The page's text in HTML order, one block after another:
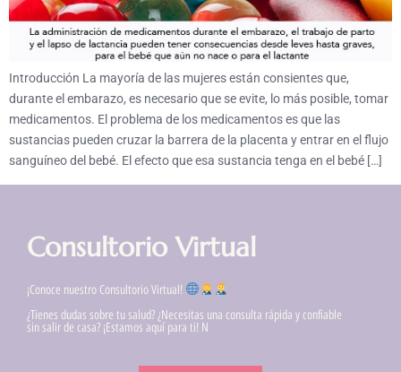
Introducción La mayoría de las mujeres están consientes que,
durante el embarazo, es necesario que se evite, lo más posible, tomar
medicamentos. El problema de los medicamentos es que las
sustancias pueden cruzar la barrera de la placenta y entrar en el flujo
sanguíneo del bebé. El efecto que esa sustancia tenga en el bebé […]
Consultorio Virtual
¡Conoce nuestro Consultorio Virtual!
¿Tienes dudas sobre tu salud? ¿Necesitas una consulta rápida y confiable
sin salir de casa? ¡Estamos aquí para ti! N